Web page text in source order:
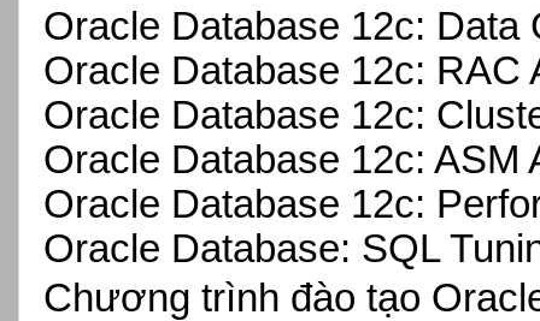
Oracle Database 12c: Data
Oracle Database 12c: RAC
Oracle Database 12c:
Oracle Database 12c: ASM
Oracle Database 12c:
Oracle Database: SQL
Chương trình đào tạo